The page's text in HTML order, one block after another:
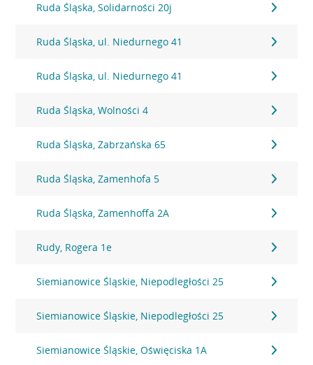
Ruda Śląska, Solidarności 20j
Ruda Śląska, ul. Niedurnego 41
Ruda Śląska, ul. Niedurnego 41
Ruda Śląska, Wolności 4
Ruda Śląska, Zabrzańska 65
Ruda Śląska, Zamenhofa 5
Ruda Śląska, Zamenhoffa 2A
Rudy, Rogera 1e
Siemianowice Śląskie, Niepodległości 25
Siemianowice Śląskie, Niepodległości 25
Siemianowice Śląskie, Oświęciska 1A